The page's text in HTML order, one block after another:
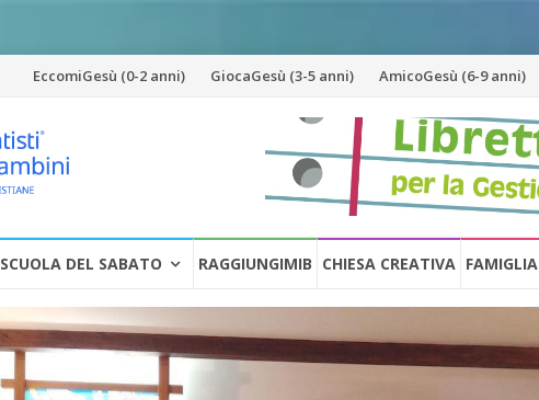
Vai
contenuto
EccomiGesù (0-2 anni) GiocaGesù (3-5 anni) AmicoGesù (6-9 anni)
SCUOLA DEL SABATO RAGGIUNGIMIB CHIESA CREATIVA FAMIGLIA